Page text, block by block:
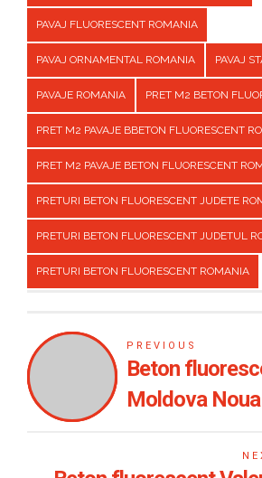
PAVAJ FLUORESCENT ROMANIA
PAVAJ ORNAMENTAL ROMANIA PAVAJ
PAVAJE ROMANIA PRET M2 BETON
PRET M2 PAVAJE BBETON FLUORESCENT
PRET M2 PAVAJE BETON FLUORESCENT
PRETURI BETON FLUORESCENT JUDETE
PRETURI BETON FLUORESCENT JUDETUL
PRETURI BETON FLUORESCENT ROMANIA
PREVIOUS
Beton
Moldova Noua